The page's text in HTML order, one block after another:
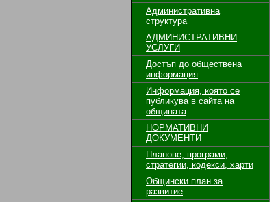
Административна
структура
АДМИНИСТРАТИВНИ
УСЛУГИ
Достъп до обществена
информация
Информация, която се
публикува в сайта на
общината
НОРМАТИВНИ
ДОКУМЕНТИ
Планове, програми,
стратегии, кодекси, харти
Общински план за
развитие